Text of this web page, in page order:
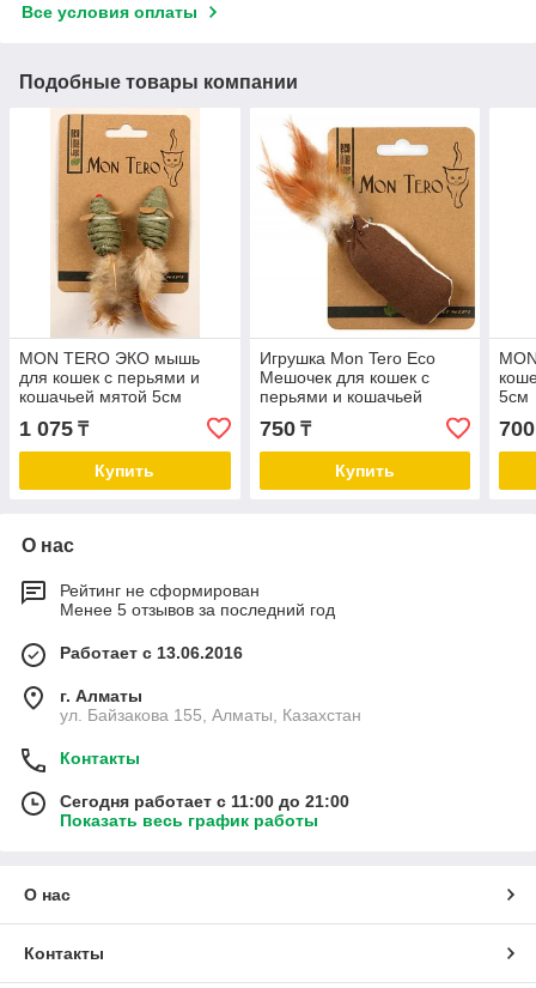
Все условия оплаты
Подобные товары компании
MON TERO ЭКО мышь
для кошек с перьями и
кошачьей мятой 5см
1 075 ₸
Купить
Игрушка Mon Tero Eco
Мешочек для кошек с
перьями и кошачьей
мятой 8см
750₸
Купить
5см
700
О нас
Рейтинг не сформирован
Менее 5 отзывов за последний год
Работает с 13.06.2016
г. Алматы
ул. Байзакова 155, Алматы, Казахстан
Контакты
Сегодня работает с 11:00 до 21:00
Показать весь график работы
О нас
Контакты